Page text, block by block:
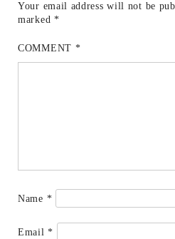
Your email address will not be
marked *
COMMENT *
Name *
Email*